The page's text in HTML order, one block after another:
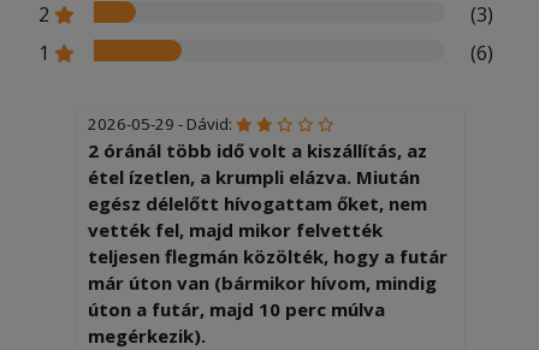
2
(3)
1
(6)
2026-05-29 - Dávid:
2 óránál több idő volt a kiszállítás, az
étel ízetlen, a krumpli elázva. Miután
egész délelőtt hívogattam őket, nem
vették fel, majd mikor felvették
teljesen flegmán közölték, hogy a futár
már úton van (bármikor hívom, mindig
úton a futár, majd 10 perc múlva
megérkezik).